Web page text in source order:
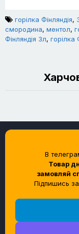
горілка Фінляндія,
смородина, ментол,
Фінляндія 3л, горілка
В
Товар
замовляй
Підпишись
Служба підтримки
Контакти